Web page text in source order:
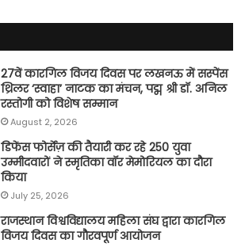
27वें कारगिल विजय दिवस पर लखनऊ में सस्पेंस
थ्रिलर ‘स्वाहा’ नाटक का मंचन, पद्म श्री डॉ. अनिल
रस्तोगी को विशेष सम्मान
August 2, 2026
डिफेंस फोर्सेज़ की तैयारी कर रहे 250 युवा
उम्मीदवारों ने स्मृतिका वॉर मेमोरियल का दौरा
किया
July 25, 2026
राजस्थान विश्वविद्यालय महिला संघ द्वारा कारगिल
विजय दिवस का गौरवपूर्ण आयोजन